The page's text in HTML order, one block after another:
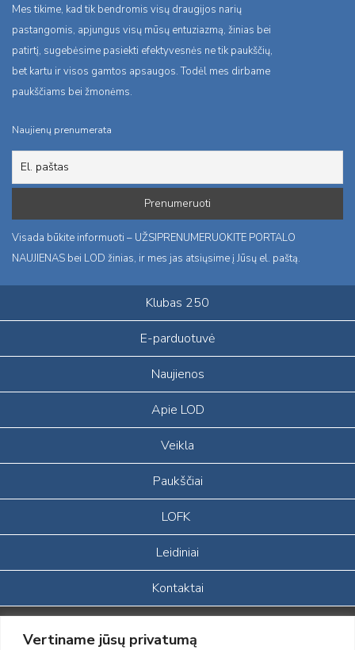
Vertiname jūsų privatumą
Mes tikime, kad tik bendromis visų draugijos narių
pastangomis, apjungus visų mūsų entuziazmą, žinias bei
patirtį, sugebėsime pasiekti efektyvesnės ne tik paukščių,
bet kartu ir visos gamtos apsaugos. Todėl mes dirbame
paukščiams bei žmonėms.
Naujienų prenumerata
Visada būkite informuoti – UŽSIPRENUMERUOKITE PORTALO
NAUJIENAS bei LOD žinias, ir mes jas atsiųsime į Jūsų el. paštą.
Klubas 250
E-parduotuvė
Naujienos
Apie LOD
Veikla
Paukščiai
LOFK
Leidiniai
Kontaktai
Portalas sukurtas įgyvendinant Lietuvos Respublikos, Europos